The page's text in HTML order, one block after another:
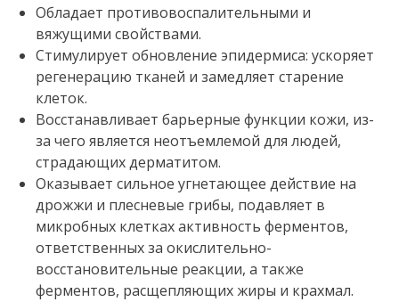
Обладает противовоспалительными и
вяжущими свойствами.
Стимулирует обновление эпидермиса: ускоряет
регенерацию тканей и замедляет старение
клеток.
Восстанавливает барьерные функции кожи, из-
за чего является неотъемлемой для людей,
страдающих дерматитом.
Оказывает сильное угнетающее действие на
дрожжи и плесневые грибы, подавляет в
микробных клетках активность ферментов,
ответственных за окислительно-
восстановительные реакции, а также
ферментов, расщепляющих жиры и крахмал.